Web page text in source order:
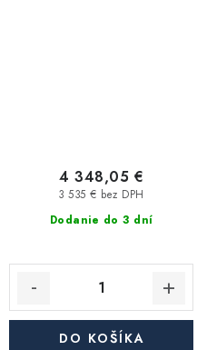
Dodanie do 3 dní
3 535 € bez DPH
4 348,05 €
DO KOŠÍKA